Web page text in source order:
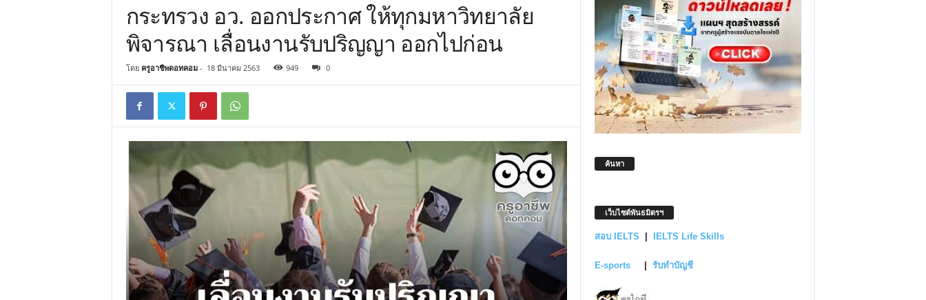
กระทรวง อว. ออกประกาศ ให้ทุกมหาวิทยาลัย
พิจารณา เลื่อนงานรับปริญญา ออกไปก่อน
โดย ครูอาชีพดอทคอม- 18 มีนาคม 2563 949 0
ค้นหา
เว็บไซต์พันธมิตรฯ
สอบ IELTS IELTS Life Skills
E-sports รับทำบัญชี